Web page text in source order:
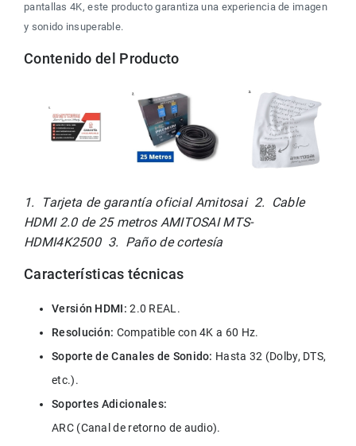
pantallas 4K, este producto garantiza una experiencia de imagen
y sonido insuperable.
Contenido del Producto
1.  Tarjeta de garantía oficial Amitosai  2.  Cable
HDMI 2.0 de 25 metros AMITOSAI MTS-
HDMI4K2500  3.  Paño de cortesía
Características técnicas
Versión HDMI: 2.0 REAL.
Resolución: Compatible con 4K a 60 Hz.
Soporte de Canales de Sonido: Hasta 32 (Dolby, DTS,
etc.).
ARC (Canal de retorno de audio).